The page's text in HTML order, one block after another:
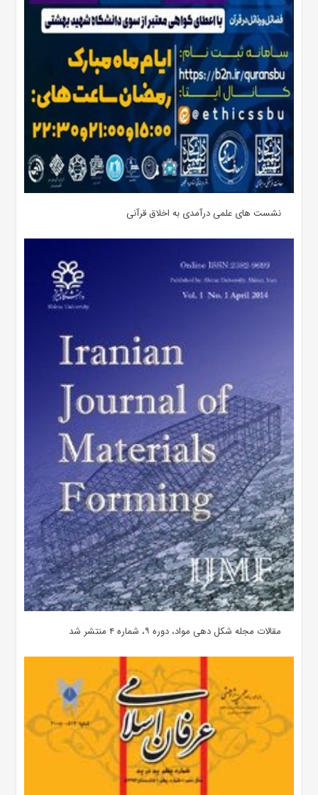
نشست های علمی درآمدی به اخلاق قرآنی
مقالات مجله شکل دهی مواد، دوره ۹، شماره ۴ منتشر شد